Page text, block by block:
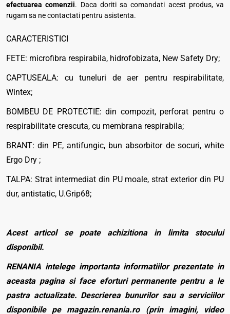
efectuarea comenzii. Daca doriti sa comandati acest produs, va
rugam sa ne contactati pentru asistenta.
CARACTERISTICI
FETE: microfibra respirabila, hidrofobizata, New Safety Dry;
CAPTUSEALA: cu tuneluri de aer pentru respirabilitate,
Wintex;
BOMBEU DE PROTECTIE: din compozit, perforat pentru o
respirabilitate crescuta, cu membrana respirabila;
BRANT: din PE, antifungic, bun absorbitor de socuri, white
Ergo Dry ;
TALPA: Strat intermediat din PU moale, strat exterior din PU
dur, antistatic, U.Grip68;
Acest articol se poate achizitiona in limita stocului
disponibil.
RENANIA intelege importanta informatiilor prezentate in
aceasta pagina si face eforturi permanente pentru a le
pastra actualizate. Descrierea bunurilor sau a serviciilor
disponibile pe magazin.renania.ro (prin imagini, video